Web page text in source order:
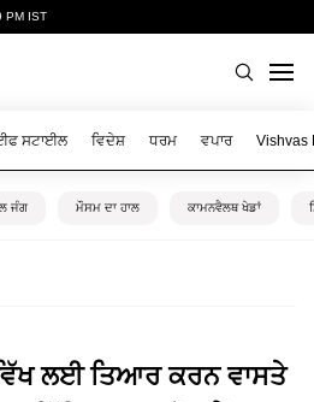
PM IST
ਸਟਾਈਲ ਵਿਦੇਸ਼ ਧਰਮ ਵਪਾਰ Vishvas
ਜੰਗ ਮੌਸਮ ਦਾ ਹਾਲ ਕਾਮਨਵੈਲਥ ਖੇਡਾਂ
ਲਈ ਤਿਆਰ ਕਰਨ ਵਾਸਤੇ